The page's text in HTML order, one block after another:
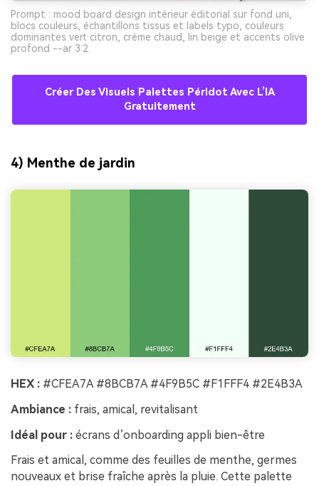
Prompt : mood board design intérieur éditorial sur fond uni,
blocs couleurs, échantillons tissus et labels typo, couleurs
dominantes vert citron, crème chaud, lin beige et accents olive
profond --ar 3:2
Créer Des Visuels Palettes Péridot Avec L’IA
Gratuitement
4) Menthe de jardin
HEX : #CFEA7A #8BCB7A #4F9B5C #F1FFF4 #2E4B3A
Ambiance : frais, amical, revitalisant
Idéal pour : écrans d’onboarding appli bien-être
Frais et amical, comme des feuilles de menthe, germes
nouveaux et brise fraîche après la pluie. Cette palette